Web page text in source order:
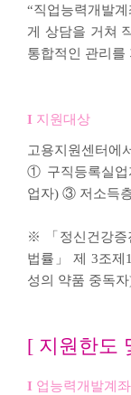
“직업능력개발
게 상담을 거쳐
통합적인 관리를
지원대상
고용지원센터에
① 구직등록실업
업자) ③ 저소득
※ 「정신건강증
법률」 제 3조제
성의 약품 중독
[ 지원한도
업능력개발계